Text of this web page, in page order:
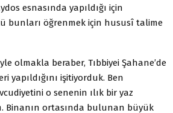
esnasında yapıldığı için
bunları öğrenmek için hususî talime
olmakla beraber, Tıbbiyei Şahane’de
yapıldığını işitiyorduk. Ben
o senenin ılık bir yaz
Binanın ortasında bulunan büyük